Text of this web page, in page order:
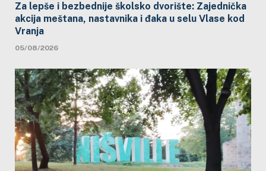
Za lepše i bezbednije školsko dvorište: Zajednička
akcija meštana, nastavnika i đaka u selu Vlase kod
Vranja
05/08/2026